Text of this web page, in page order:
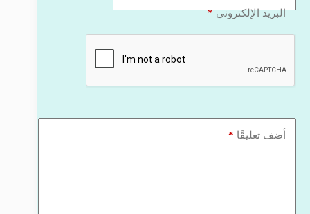
البريد الإلكتروني*
أضف تعليقًا *